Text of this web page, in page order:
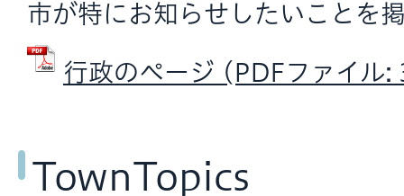
市が特にお知らせしたいことを
行政のページ (PDFファイル
TownTopics